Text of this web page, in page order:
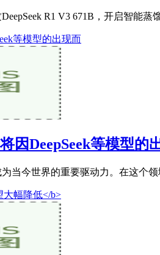
R1 V3 671B，开启智能
因DeepSeek等模型的
当今世界的重要驱动力。在这个